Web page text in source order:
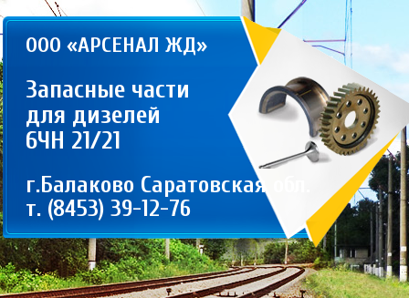
ООО «АРСЕНАЛ ЖД»
Запасные части
для дизелей
6ЧН 21/21
г.Балаково Саратовская обл.
т. (8453) 39-12-76